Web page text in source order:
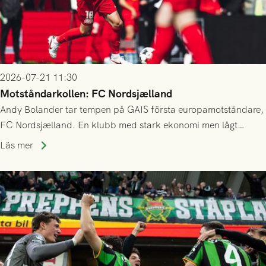
2026-07-21 11:30
Motståndarkollen: FC Nordsjælland
Andy Bolander tar tempen på GAIS första europamotståndare,
FC Nordsjælland. En klubb med stark ekonomi men lågt
publiksnitt, ett lag med både kollektiv styrka och individuell
Läs mer